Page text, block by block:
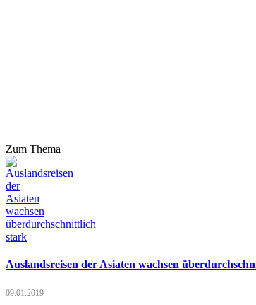
Zum Thema
Auslandsreisen der Asiaten wachsen
09.01.2019